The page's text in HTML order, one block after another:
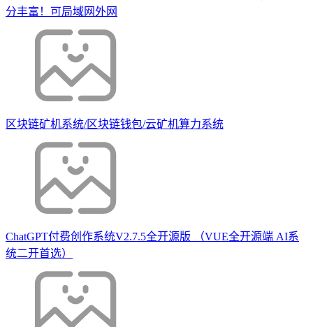
分丰富！可局域网外网
区块链矿机系统/区块链钱包/云矿机算力系统
ChatGPT付费创作系统V2.7.5全开源版 （VUE全开源端 AI系
统二开首选）